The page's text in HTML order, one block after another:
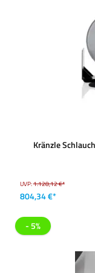
Kränzle
UVP:1.128,12 €*
804,34 €*
- 5%